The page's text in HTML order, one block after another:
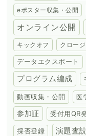
eポスター収集・公開
オンライン公開
キックオフ クロー
データエクスポート
プログラム編成
動画収集・公開 医
参加証 受付用QR
採否登録 演題査